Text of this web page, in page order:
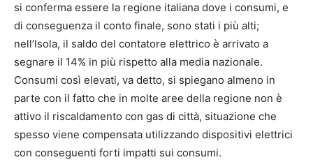
si conferma essere la regione italiana dove i consumi, e
di conseguenza il conto finale, sono stati i più alti;
nell’Isola, il saldo del contatore elettrico è arrivato a
segnare il 14% in più rispetto alla media nazionale.
Consumi così elevati, va detto, si spiegano almeno in
parte con il fatto che in molte aree della regione non è
attivo il riscaldamento con gas di città, situazione che
spesso viene compensata utilizzando dispositivi elettrici
con conseguenti forti impatti sui consumi.